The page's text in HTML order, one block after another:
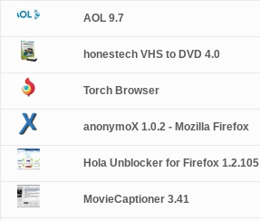
AOL 9.7
honestech VHS to DVD 4.0
Torch Browser
anonymoX 1.0.2 - Mozilla Firefox
Hola Unblocker for Firefox 1.2.105
MovieCaptioner 3.41